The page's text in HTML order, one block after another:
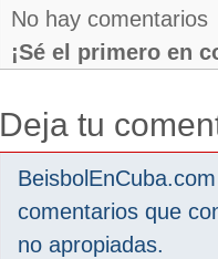
No hay comentarios
¡Sé el primero en
Deja tu
comentarios que
no apropiadas.